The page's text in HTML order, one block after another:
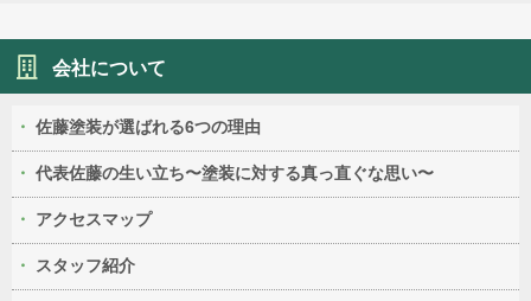
会社について
佐藤塗装が選ばれる6つの理由
代表佐藤の生い立ち〜塗装に対する真っ直ぐな思い〜
アクセスマップ
スタッフ紹介